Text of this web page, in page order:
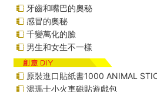
牙齒和嘴巴的奧秘
感冒的奧秘
千變萬化的臉
男生和女生不一樣
原裝進口貼紙書1000 ANIMAL
湯瑪士小火車磁貼遊戲包